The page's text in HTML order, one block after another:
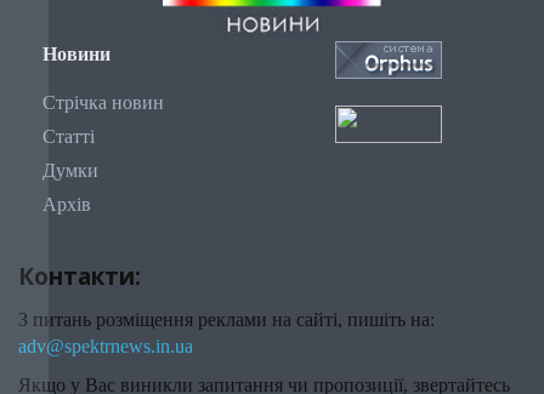
Новини
Стрічка новин
Статті
Думки
Архів
Контакти:
З питань розміщення реклами на сайті, пишіть на:
adv@spektrnews.in.ua
Якщо у Вас виникли запитання чи пропозиції, звертайтесь